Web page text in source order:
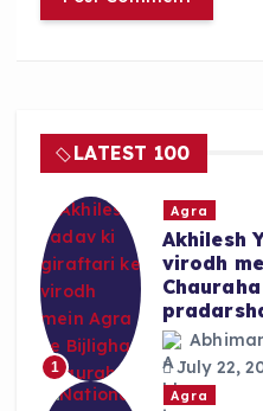
LATEST 100
1
Agra
Akhilesh
virodh
July 22,
Agra